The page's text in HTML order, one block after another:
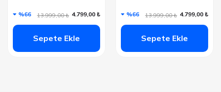
%66 4.799,00 ₺
13.999,00 ₺
Sepete Ekle
%66 4.799,00 ₺
13.999,00 ₺
Sepete Ekle